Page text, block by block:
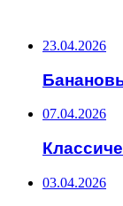
23.04.2026
07.04.2026
03.04.2026